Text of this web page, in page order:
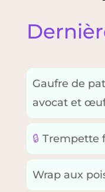
Gaufre de
avocat et
🔒 Trempette
Wrap aux